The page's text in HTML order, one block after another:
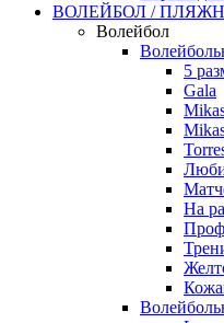
ВОЛЕЙБОЛ /
Волейбол
5
Gala
На